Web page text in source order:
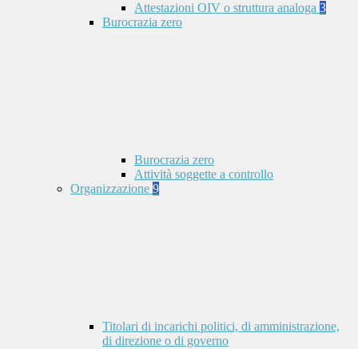
Attestazioni OIV o struttura analoga 3
Burocrazia zero
Burocrazia zero
Attività soggette a controllo
Organizzazione 9
Titolari di incarichi politici, di amministrazione,
di direzione o di governo